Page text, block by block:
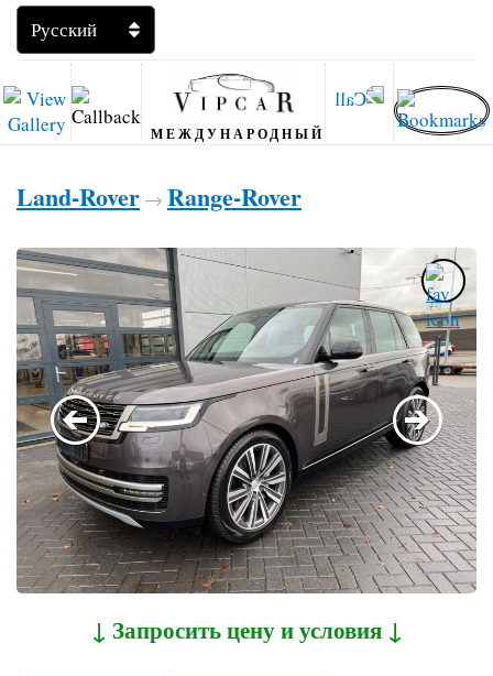
МЕЖДУНАРОДНЫЙ
Land-Rover → Range-Rover
↓ Запросить цену и условия ↓